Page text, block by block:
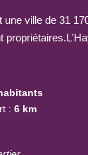
ville de 31
: 6 km